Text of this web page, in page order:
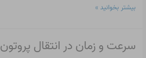
بیشتر بخوانید »
سرعت و زمان در انتقال پروتون
سرعت